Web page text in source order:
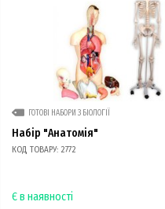
ГОТОВІ НАБОРИ З БІОЛОГІЇ
Набір "Анатомія"
КОД ТОВАРУ: 2772
Є в наявності